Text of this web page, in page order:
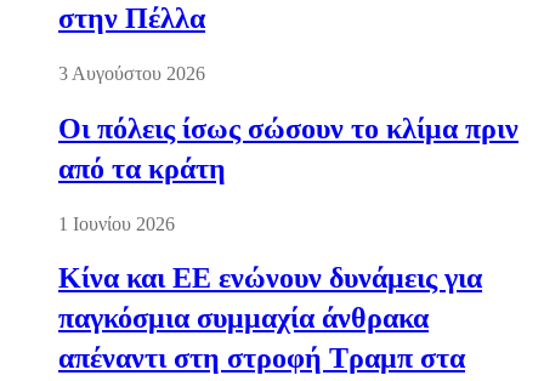
στην Πέλλα
3 Αυγούστου 2026
Οι πόλεις ίσως σώσουν το κλίμα πριν
από τα κράτη
1 Ιουνίου 2026
Κίνα και ΕΕ ενώνουν δυνάμεις για
παγκόσμια συμμαχία άνθρακα
απέναντι στη στροφή Τραμπ στα